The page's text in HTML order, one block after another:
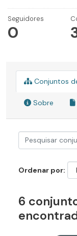
Seguidores
0
Conjuntos
Sobre
Ordenar por
6